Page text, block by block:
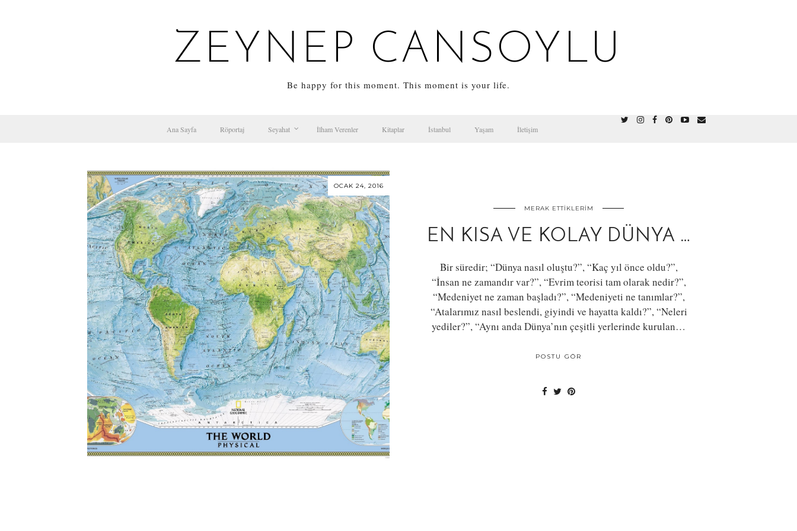
ZEYNEP CANSOYLU
Be happy for this moment. This moment is your life.
Ana Sayfa Röportaj Seyahat İlham Verenler Kitaplar İstanbul Yaşam İletişim
OCAK 24, 2016
MERAK ETTIKLERIM
EN KISA VE KOLAY DÜNYA …
Bir süredir; “Dünya nasıl oluştu?”, “Kaç yıl önce oldu?”,
“İnsan ne zamandır var?”, “Evrim teorisi tam olarak nedir?”,
“Medeniyet ne zaman başladı?”, “Medeniyeti ne tanımlar?”,
“Atalarımız nasıl beslendi, giyindi ve hayatta kaldı?”, “Neleri
yediler?”, “Aynı anda Dünya’nın çeşitli yerlerinde kurulan…
POSTU GÖR